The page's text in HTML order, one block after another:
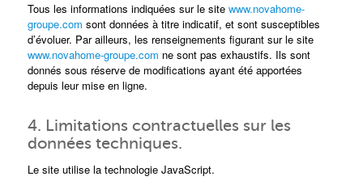
Tous les informations indiquées sur le site www.novahome-
groupe.com sont données à titre indicatif, et sont susceptibles
d’évoluer. Par ailleurs, les renseignements figurant sur le site
www.novahome-groupe.com ne sont pas exhaustifs. Ils sont
donnés sous réserve de modifications ayant été apportées
depuis leur mise en ligne.
4. Limitations contractuelles sur les
données techniques.
Le site utilise la technologie JavaScript.